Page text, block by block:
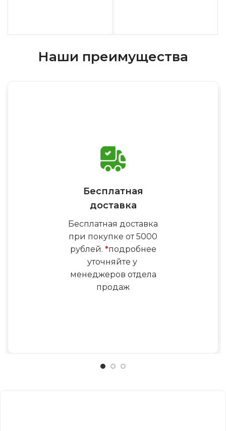
Наши преимущества
Бесплатная
доставка
Бесплатная доставка
при покупке от 5000
рублей. *подробнее
уточняйте у
менеджеров отдела
продаж